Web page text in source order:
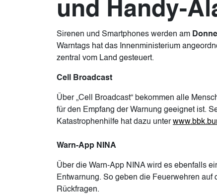
und Handy-
Sirenen und Smartphones werden am
Warntags hat das Innenministerium
zentral vom Land gesteuert.
Cell Broadcast
Über „Cell Broadcast“ bekommen alle
für den Empfang der Warnung geeignet ist.
Katastrophenhilfe hat dazu unter
Warn-App NINA
Über die Warn-App NINA wird es ebenfalls
Entwarnung. So geben die Feuerwehren
Rückfragen.